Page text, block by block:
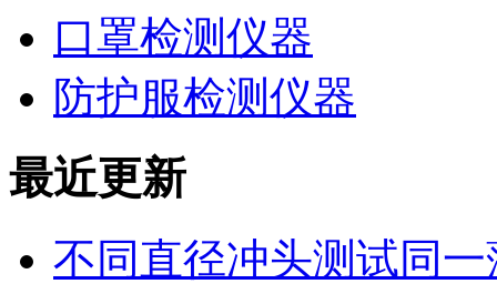
口罩检测仪器
防护服检测仪器
最近更新
不同直径冲头测试同